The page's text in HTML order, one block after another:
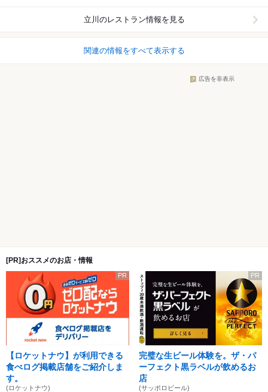
立川 のレストラン情報を見る
関連の情報をすべて表示する
広告を非表示
[PR]おススメのお店・情報
PR
【ロケットナウ】が利用できる
食べログ掲載店舗をご紹介しま
す。
(ロケットナウ)
PR
完璧な生ビール体験を。ザ・パ
ーフェクト黒ラベルが飲めるお
店
(サッポロビール)